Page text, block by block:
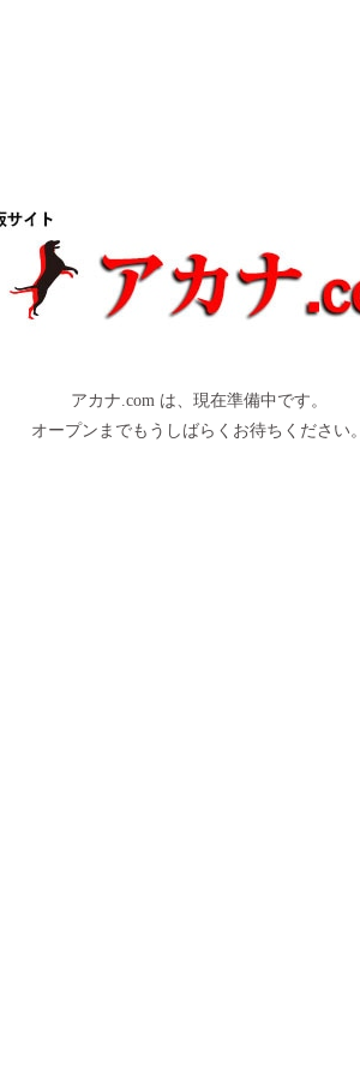
アカナ.com は、現在準備中です。
オープンまでもうしばらくお待ちください。